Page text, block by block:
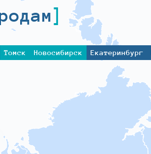
Томск Новосибирск Екатеринбург